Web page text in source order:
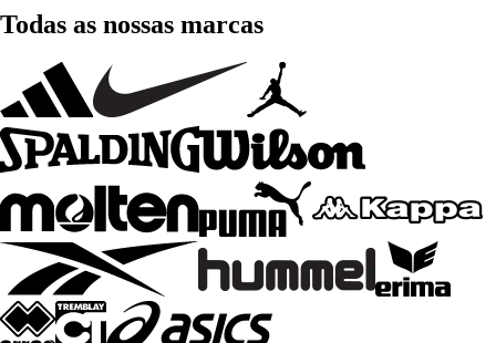
Todas as nossas marcas